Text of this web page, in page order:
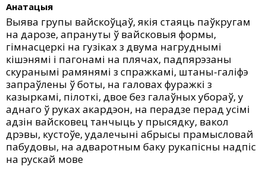
Анатацыя
Выява групы вайскоўцаў, якія стаяць паўкругам
на дарозе, апрануты ў вайсковыя формы,
гімнасцеркі на гузіках з двума нагруднымі
кішэнямі і пагонамі на плячах, падпярэзаны
скуранымі рамянямі з спражкамі, штаны-галіфэ
запраўлены ў боты, на галовах фуражкі з
казыркамі, пілоткі, двое без галаўных убораў, у
аднаго ў руках акардэон, на перадзе перад усімі
адзін вайсковец танчыць у прысядку, вакол
дрэвы, кустоўе, удалечыні абрысы прамысловай
пабудовы, на адваротным баку рукапісны надпіс
на рускай мове